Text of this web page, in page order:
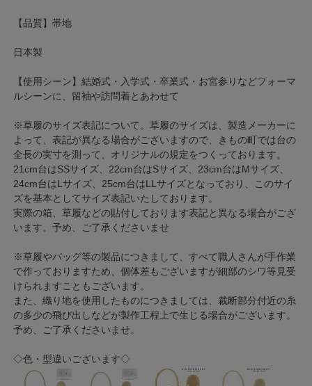
【品質】帯地
日本製
【使用シーン】結婚式・入学式・卒業式・お宮参りなどフォーマ
ルシーンに、留袖や訪問着とあわせて
※草履のサイズ表記について。草履のサイズは、製造メーカーに
よって、表記が異なる場合がございますので、きもの町では台の
全長の実寸を測って、オリジナルの規定をつくっております。
21cm台はSSサイズ、22cm台はSサイズ、23cm台はMサイズ、
24cm台はLサイズ、25cm台はLLサイズとなっており、このサイ
ズを基本としてサイズ表記いたしております。
実際の箱、草履などの貼付しております表記と異なる場合がござ
います。予め、ご了承くださいませ
※草履やバッグ等の製品につきまして、すべて職人さんが手作業
で作っておりますため、個体差もございますが細部のシワ等見受
けられますこともございます。
また、織り地を使用したものにつきましては、裁断部分付近の糸
の多少の飛び出しなどが製作工程上で生じる場合がございます。
予め、ご了承くださいませ。
◇色・型違いございます◇